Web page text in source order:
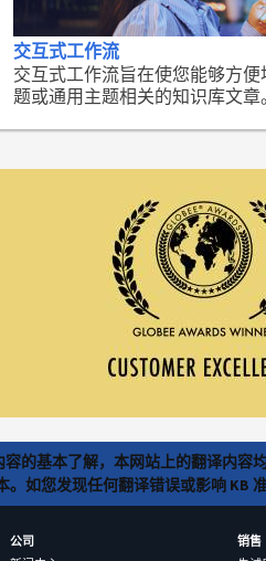
交互式工作流
交互式工作流旨在使您能够方
题或通用主题相关的知识库文章。
的基本了解，本网站上的翻译内
如您发现任何翻译错误或影响 KB
公司
销售